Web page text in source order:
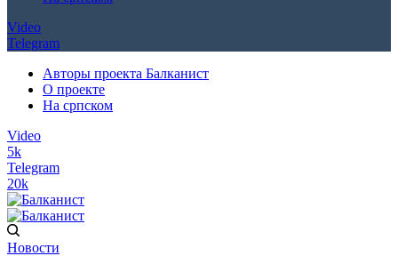
Video
Telegram
Авторы проекта Балканист
О проекте
На српском
Video
5k
Telegram
20k
Новости